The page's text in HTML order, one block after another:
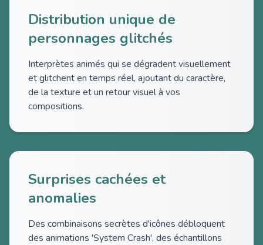
Distribution unique de
personnages glitchés
Interprètes animés qui se dégradent visuellement
et glitchent en temps réel, ajoutant du caractère,
de la texture et un retour visuel à vos
compositions.
Surprises cachées et
anomalies
Des combinaisons secrètes d'icônes débloquent
des animations 'System Crash', des échantillons